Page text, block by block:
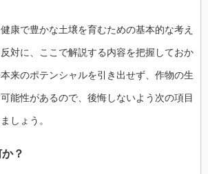
康で豊かな土壌を育むための基本的な考え
対に、ここで解説する内容を把握しておか
来のポテンシャルを引き出せず、作物の生
能性があるので、後悔しないよう次の項目
しょう。
？